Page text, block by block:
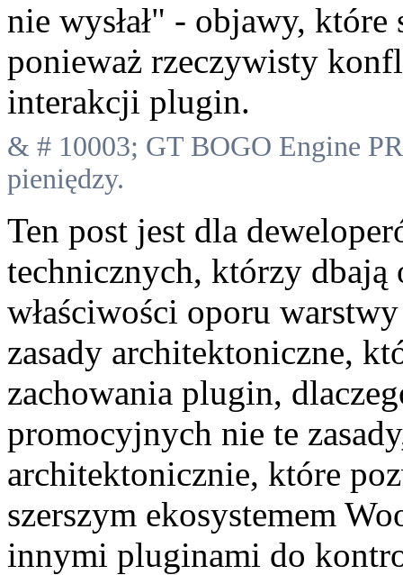
nie wysłał" - objawy,
ponieważ rzeczywisty
interakcji plugin.
& # 10003; GT BOGO Engine
pieniędzy.
Ten post jest dla
technicznych, którzy
właściwości oporu
zasady architektoniczne,
zachowania plugin,
promocyjnych nie te
architektonicznie, które
szerszym ekosystemem
innymi pluginami do